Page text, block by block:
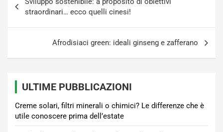
articoli
straordinari… ecco quelli cinesi!
Afrodisiaci green: ideali ginseng e zafferano
ULTIME PUBBLICAZIONI
Creme solari, filtri minerali o chimici? Le differenze che è
utile conoscere prima dell’estate